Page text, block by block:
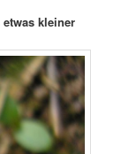
kleiner